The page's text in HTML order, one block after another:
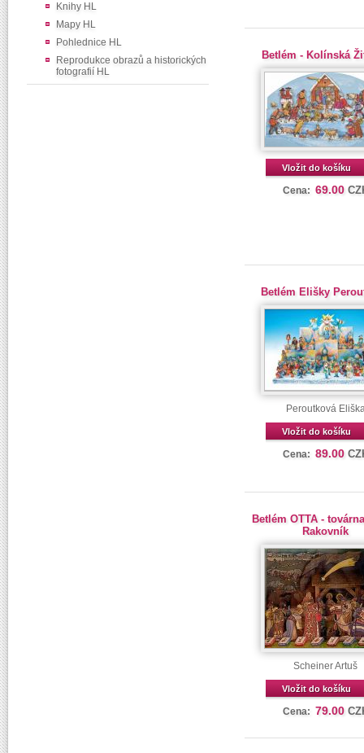
Knihy HL
Mapy HL
Pohlednice HL
Reprodukce obrazů a historických
fotografií HL
Betlém - Kolínská
Vložit do košíku
Cena: 69.00
Betlém Elišky
Peroutková
Vložit do košíku
Cena: 89.00
Betlém OTTA -
Rakovník
Scheiner Artuš
Vložit do košíku
Cena: 79.00